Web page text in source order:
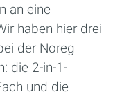
an eine
haben hier drei
der Noreg
die 2-in-1-
und die